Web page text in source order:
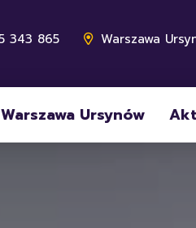
343 865 Warszawa
Ursynów